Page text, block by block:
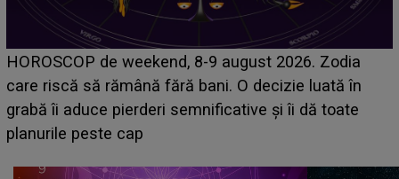
Emanuel a ținut ACEST DETALIU ASCUNS până
acum! În fața Alexandrei, concurentul din Casa Iubirii
face o MĂRTURISIRE NEAȘTEPTATĂ despre mama
sa: "I-am spus și ei în față, eu nu te iubesc pentru